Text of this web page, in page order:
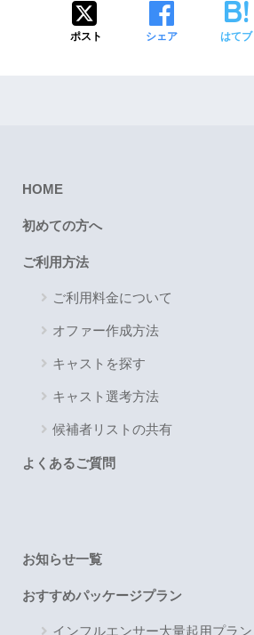
ポスト シェア はてブ
HOME
初めての方へ
ご利用方法
ご利用料金について
オファー作成方法
キャストを探す
キャスト選考方法
候補者リストの共有
よくあるご質問
お知らせ一覧
おすすめパッケージプラン
インフルエンサー大量起用プラン